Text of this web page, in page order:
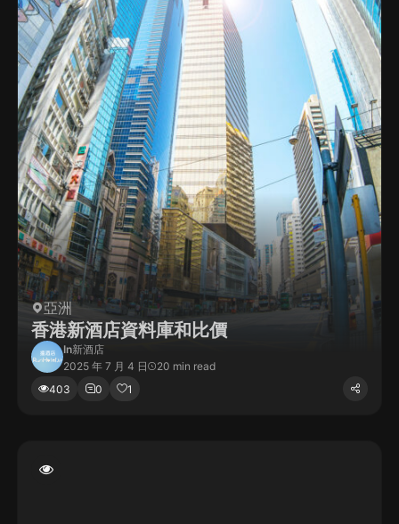
亞洲
香港新酒店資料庫和比價
In新酒店
2025 年 7 月 4 日
20 min read
403
0 1